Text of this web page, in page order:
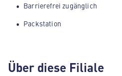
Barrierefrei zugänglich
Packstation
Über diese Filiale